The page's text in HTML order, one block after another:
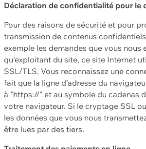
Déclaration de confidentialité pour le
Pour des raisons de sécurité et pour
transmission de contenus
exemple les demandes que vous nous
qu'exploitant du site, ce site Internet
SSL/TLS. Vous reconnaissez une
fait que la ligne d'adresse du
à "https://" et au symbole du cadenas
votre navigateur. Si le cryptage SSL
les données que vous nous
être lues par des tiers.